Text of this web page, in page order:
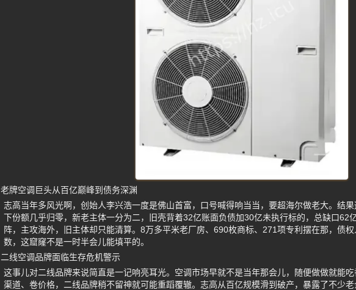
老牌空调巨头从百亿巅峰到债务深渊
志高当年多风光啊，创始人李兴浩一度是佛山首富，口号喊得响当当，要超海尔做老大。结
下份额几乎归零，新老主体一分为二，旧壳背着32亿账面负债加30亿未执行标的，总缺口62
阵，主攻海外，旧主体却只能清算。8万多平米老厂房、690枚商标、271项专利摆在那，债
数，这窟窿不是一时半会儿能填平的。
二线空调品牌面临生存危机警示
这事儿对二线品牌来说简直是一记响亮耳光。空调市场早就不是当年那会儿，随便做做就能
渠道、卷价格，二线品牌稍不留神就可能重蹈覆辙。志高从百亿规模滑到破产，暴露了不少